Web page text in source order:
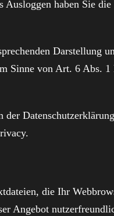
Ausloggen haben Sie die
Darstellung
Sinne von Art. 6 Abs.
.
die Ihr
Angebot